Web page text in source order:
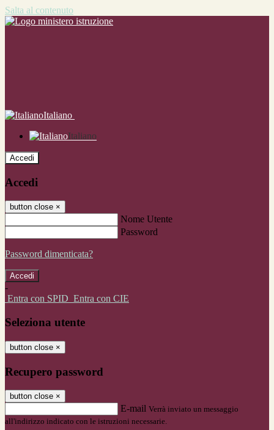
Salta al contenuto
Italiano
Italiano
Accedi
Accedi
button close ×
Nome Utente
Password
Password dimenticata?
-
Entra con SPID Entra con CIE
Seleziona utente
button close ×
Recupero password
button close ×
E-mail Verrà inviato un messaggio
all'indirizzo indicato con le istruzioni necessarie.